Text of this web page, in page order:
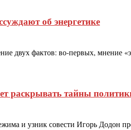
об энергетике
двух фактов: во-первых, мнение
раскрывать тайны
и узник совести Игорь Додон